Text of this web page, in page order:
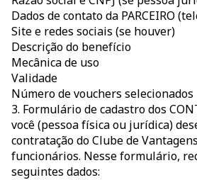
Dados de contato da PARCEIRO
Site e redes sociais (se houver)
Descrição do benefício
Mecânica de uso
Validade
Número de vouchers selecionados
3. Formulário de cadastro dos
você (pessoa física ou jurídica)
contratação do Clube de
funcionários. Nesse formulário,
seguintes dados: